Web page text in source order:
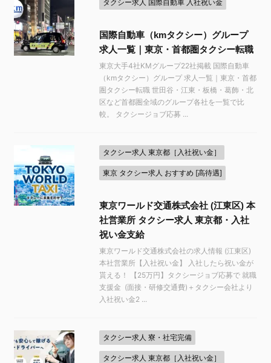
タクシー求人 国際自動車 入社祝い金
国際自動車（kmタクシー）グループ
求人一覧｜東京・首都圏タクシー転職
東京大手4社KMグループ22社掲載 国際自動車
（kmタクシー）グループ 求人一覧｜東京・首都
圏タクシー転職 世田谷・江東・板橋・葛飾・北
区など首都圏全域のグループ各社を一覧で比
較。 タクシージョブ応募 ...
タクシー求人 東京都［入社祝い金］
東京 タクシー求人 おすすめ [高待遇]
東京ワールド交通株式会社 (江東区) 本
社営業所 タクシー求人 東京都・入社
祝い金支給
東京ワールド交通株式会社の求人情報 (江東区)
本社営業所【入社祝い金】 入社したら祝い金が
貰える！ 【25万円】タクシージョブ応募で 就職
支援金 (面接・研修交通費)＋タクシー会社より
入社祝い金2 ...
タクシー求人 寮・社宅完備
タクシー求人 東京都［入社祝い金］